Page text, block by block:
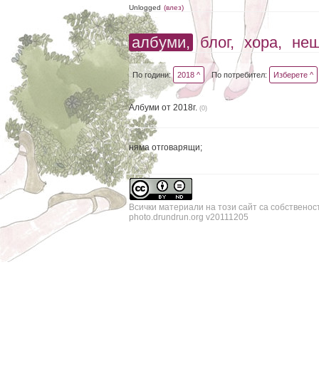
Unlogged (влез)
албуми, блог, хора,
По години: 2018 ^ По потребител: Изберете ^
Албуми от 2018г. (0)
няма отговарящи;
Всички материали на този сайт са
photo.drundrun.org v20111205